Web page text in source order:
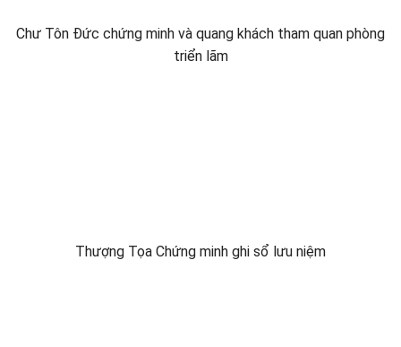
Chư Tôn Đức chứng minh và quang khách tham quan phòng
triển lãm
Thượng Tọa Chứng minh ghi sổ lưu niệm